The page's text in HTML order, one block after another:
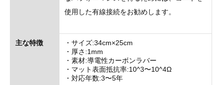
使用した有線接続をお勧めします。
主な特徴
・サイズ:34cm×25cm
・厚さ:1mm
・素材:導電性カーボンラバー
・マット表面抵抗率:10^3〜10^4Ω
・対応年数:3〜5年